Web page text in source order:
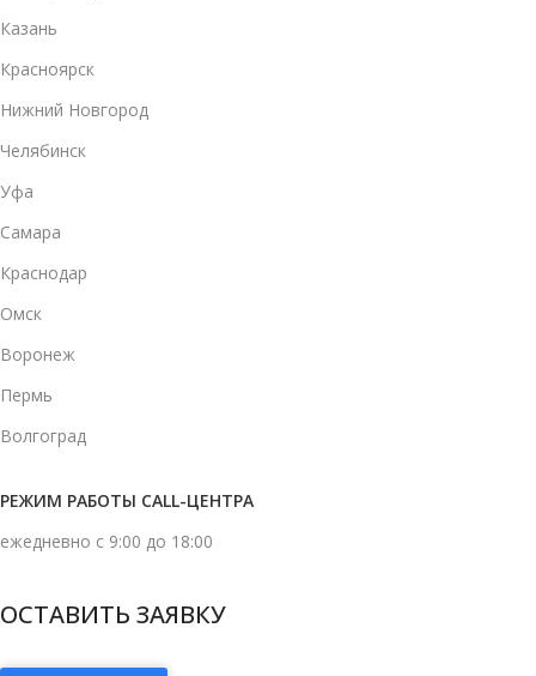
Казань
Красноярск
Нижний Новгород
Челябинск
Уфа
Самара
Краснодар
Омск
Воронеж
Пермь
Волгоград
РЕЖИМ РАБОТЫ CALL-ЦЕНТРА
ежедневно с 9:00 до 18:00
ОСТАВИТЬ ЗАЯВКУ